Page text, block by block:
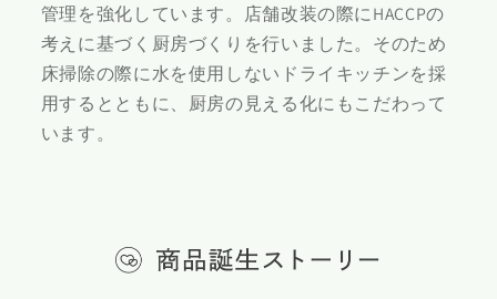
管理を強化しています。店舗改装の際にHACCPの
考えに基づく厨房づくりを行いました。そのため
床掃除の際に水を使用しないドライキッチンを採
用するとともに、厨房の見える化にもこだわって
います。